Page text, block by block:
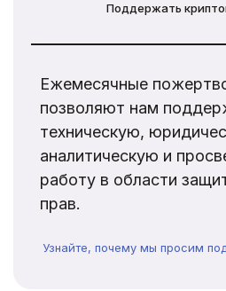
Поддержать
Ежемесячные
позволяют нам
техническую,
аналитическую и
работу в области
прав.
Узнайте, почему мы просим